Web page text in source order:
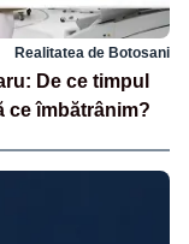
Realitatea de Botosani
De ce timpul
ce îmbătrânim?